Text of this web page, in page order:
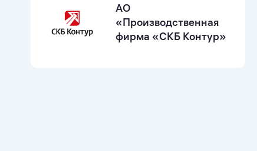
АО
«Производственная
фирма «СКБ Контур»